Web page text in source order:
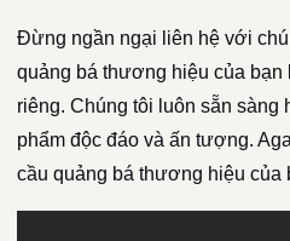
Đừng ngần ngại liên hệ với
quảng bá thương hiệu của
riêng. Chúng tôi luôn sẵn sàng
phẩm độc đáo và ấn tượng.
cầu quảng bá thương hiệu của